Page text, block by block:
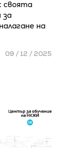
своята
за
на
09 / 12 / 2025